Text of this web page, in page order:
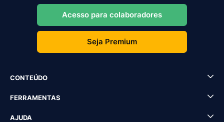
Acesso para colaboradores
Seja Premium
CONTEÚDO
FERRAMENTAS
AJUDA